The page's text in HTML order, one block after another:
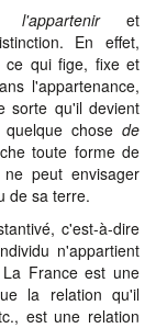
l'apparteniret
En effet,
ce qui fige, fixe et
l'appartenance,
sorte qu'il devient
chose de
toute forme de
peut envisager
de sa terre.
c'est-à-dire
n'appartient
France est une
la relation qu'il
est une relation